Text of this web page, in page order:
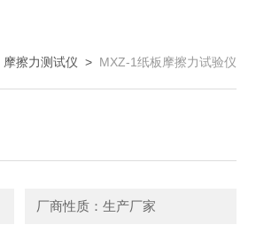
摩擦力测试仪 > MXZ-1纸板摩擦力试验仪
厂商性质：生产厂家